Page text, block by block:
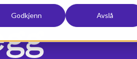
Godkjenn Avslå